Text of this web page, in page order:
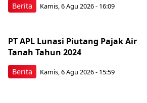
Berita Kamis, 6 Agu 2026 - 16:09
Berita
PT APL Lunasi Piutang Pajak Air
Tanah Tahun 2024
Kamis, 6 Agu 2026 - 15:59